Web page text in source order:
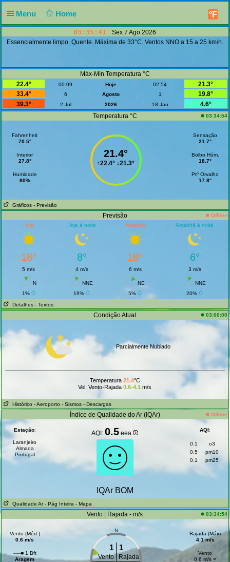
Menu Home °F
03:35:41
Sex 7 Ago 2026
Essencialmente limpo. Quente. Máxima de 33°C. Ventos NNO a 15 a 25 km/h.
Máx-Mín Temperatura °C
22.4°
00:09 Hoje 02:54
21.3°
33.4°
6 Agosto 1
19.8°
39.3°
2 Jul 2026 18 Jan
4.6°
Temperatura °C
03:34:54
Fahrenheit
70.5°
Interior
27.8°
Humidade
80%
21.4°
↑22.4° ↓21.3°
Sensação
21.7°
Bolbo Húm.
18.7°
Ptº Orvalho
17.8°
Gráficos - Previsão
Previsão
Offline
Hoje
Hoje à noite Amanhã Amanhã à noite
18° 8° 18° 6°
5 m/s 4 m/s 6 m/s 3 m/s
N NNE NE
NNE
1%
19% 5%
20%
Detalhes - Textos
Condição Atual 03:00:00
Parcialmente Nublado
Temperatura 21.4°C
Vel. Vento-Rajada 0.6-4.1 m/s
Histórico - Aeroporto - Sismos - Descargas
Índice de Qualidade do Ar (IQAr) Offline
Estação:
Laranjeiro
Almada
Portugal
AQI:0.5 eea AQI:
0.1
o3
0.5
pm10
0.1
pm25
IQAr BOM
Qualidade Ar - Pág Inteira - Mapa
Vento | Rajada - m/s 03:34:54
Vento (Méd )
0.6 m/s
1 Bft
Aragem
N
1 1
Vento
Rajada
Rajada (Máx)
4.1 m/s
Vento
0.6 m/s =